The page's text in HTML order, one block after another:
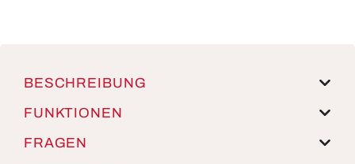
BESCHREIBUNG
FUNKTIONEN
FRAGEN